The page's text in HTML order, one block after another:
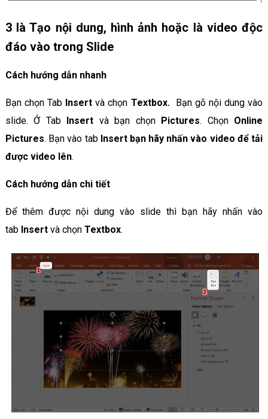
3 là Tạo nội dung, hình ảnh hoặc là video độc
đáo vào trong Slide
Cách hướng dẫn nhanh
Bạn chọn Tab Insert và chọn Textbox. Bạn gõ nội dung vào
slide. Ở Tab Insert và bạn chọn Pictures. Chọn Online
Pictures. Bạn vào tab Insert bạn hãy nhấn vào video để tải
được video lên.
Cách hướng dẫn chi tiết
Để thêm được nội dung vào slide thì bạn hãy nhấn vào
tab Insertvà chọn Textbox.